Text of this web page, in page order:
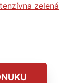
zelená